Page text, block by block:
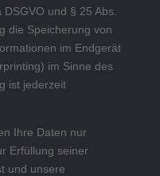
und § 25 Abs.
die Speicherung von
im Endgerät
im Sinne des
ist jederzeit
Ihre Daten nur
Erfüllung seiner
und unsere